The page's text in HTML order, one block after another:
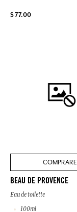
$ 77.00
COMPRARE
BEAU DE PROVENCE
Eau de toilette
100ml